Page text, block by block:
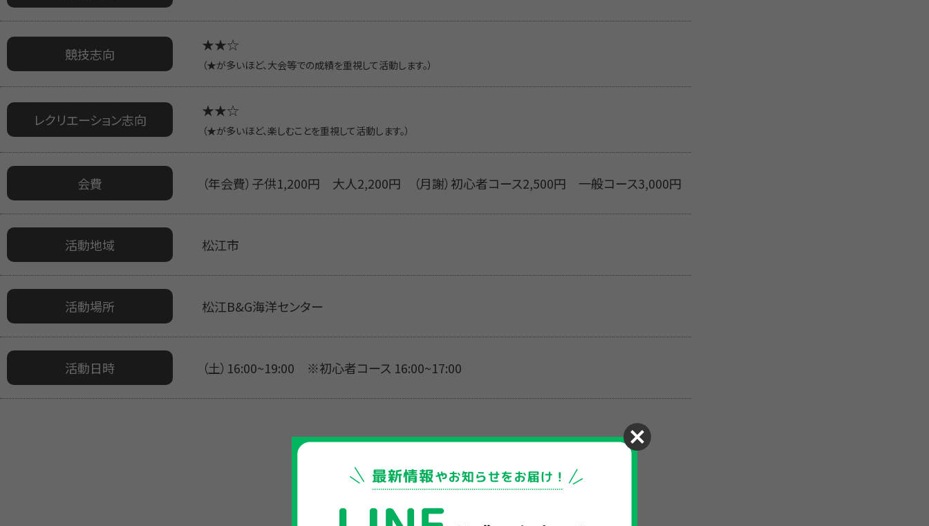
競技志向
★★☆
（★が多いほど、大会等での成績を重視して活動します。）
レクリエーション志向
★★☆
（★が多いほど、楽しむことを重視して活動します。）
会費 （年会費）子供1,200円 大人2,200円 （月謝）初心者コース2,500円 一般コース3,000円
活動地域 松江市
活動場所 松江B&G海洋センター
活動日時 （土）16:00~19:00 ※初心者コース 16:00~17:00